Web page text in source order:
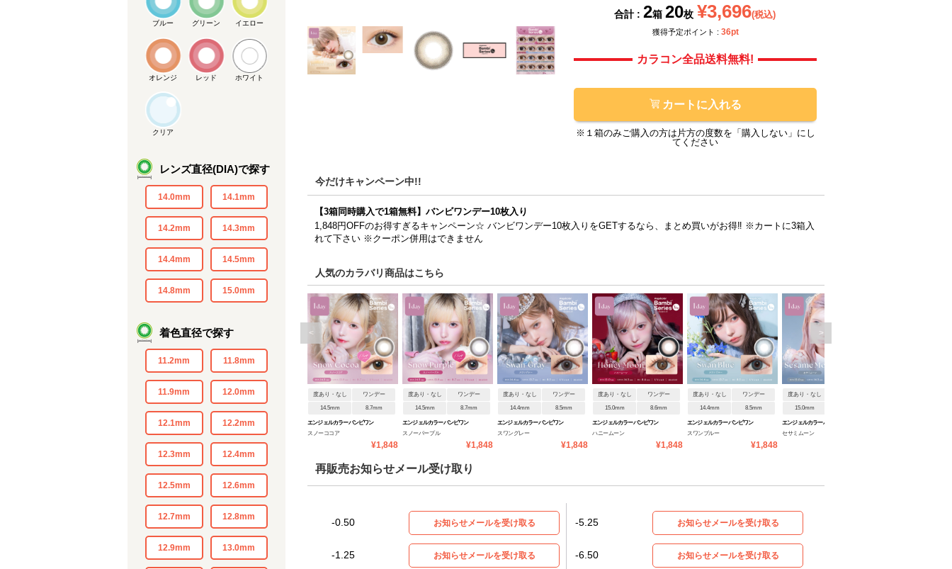
ブルー グリーン イエロー
オレンジ レッド ホワイト
クリア
レンズ直径(DIA)で探す
14.0mm 14.1mm
14.2mm 14.3mm
14.4mm 14.5mm
14.8mm 15.0mm
着色直径で探す
11.2mm 11.8mm
11.9mm 12.0mm
12.1mm 12.2mm
12.3mm 12.4mm
12.5mm 12.6mm
12.7mm 12.8mm
12.9mm 13.0mm
メーカー提供画像
合計 : 2箱 20枚 ¥3,696(税込)
獲得予定ポイント : 36pt
カラコン全品送料無料!
カートに入れる
※１箱のみご購入の方は片方の度数を「購入しない」にし
てください
今だけキャンペーン中!!
【3箱同時購入で1箱無料】バンビワンデー10枚入り
1,848円OFFのお得すぎるキャンペーン☆ バンビワンデー10枚入りをGETするなら、まとめ買いがお得‼ ※カートに3箱入
れて下さい ※クーポン併用はできません
人気のカラバリ商品はこちら
度あり・なし ワンデー
14.5mm 8.7mm
エンジェルカラーバンビワン
スノーココア
¥1,848
度あり・なし ワンデー
14.5mm 8.7mm
エンジェルカラーバンビワン
スノーパープル
¥1,848
度あり・なし ワンデー
14.4mm 8.5mm
エンジェルカラーバンビワン
スワングレー
¥1,848
度あり・なし ワンデー
15.0mm 8.6mm
エンジェルカラーバンビワン
ハニームーン
¥1,848
度あり・なし ワンデー
14.4mm 8.5mm
エンジェルカラーバンビワン
スワンブルー
¥1,848
度あり・なし
15.0mm
エンジェルカラーバンビワン
セサミムーン
< >
再販売お知らせメール受け取り
-0.50 お知らせメールを受け取る
-1.25 お知らせメールを受け取る
-5.25 お知らせメールを受け取る
-6.50 お知らせメールを受け取る